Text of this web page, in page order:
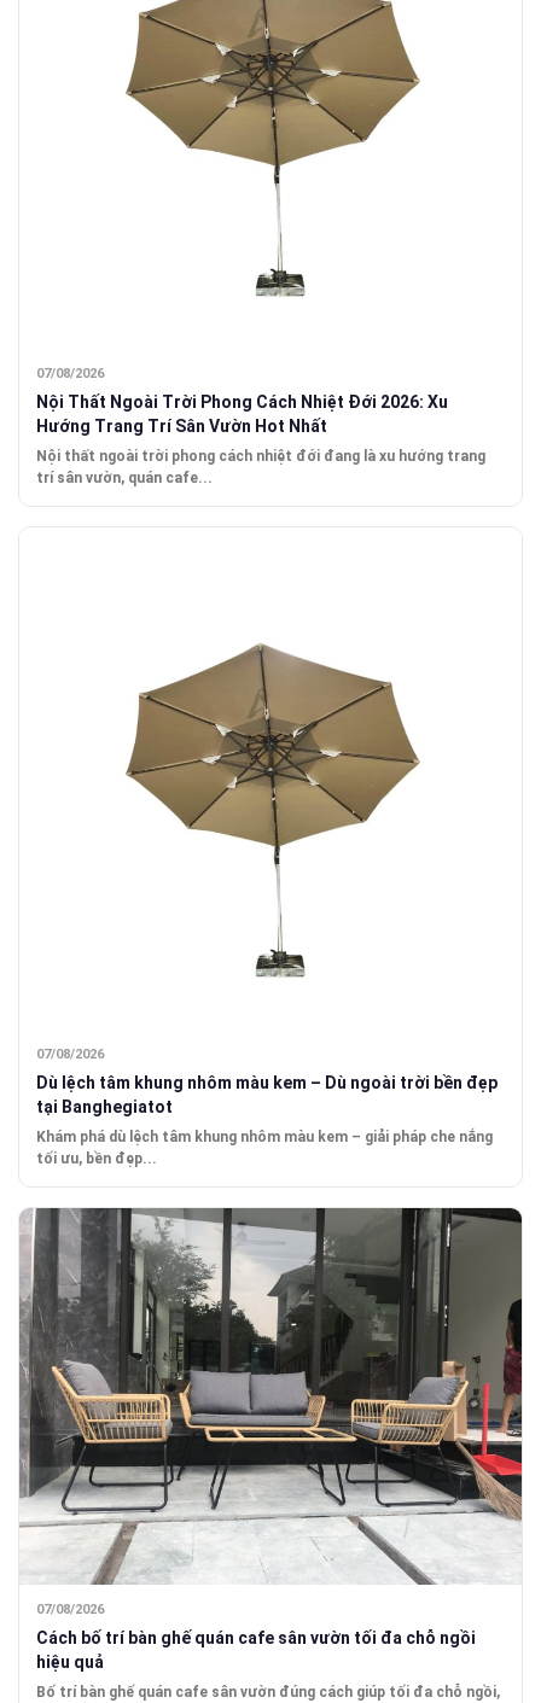
07/08/2026
Nội Thất Ngoài Trời Phong Cách Nhiệt Đới 2026: Xu
Hướng Trang Trí Sân Vườn Hot Nhất
Nội thất ngoài trời phong cách nhiệt đới đang là xu hướng trang
trí sân vườn, quán cafe...
07/08/2026
Dù lệch tâm khung nhôm màu kem – Dù ngoài trời bền đẹp
tại Banghegiatot
Khám phá dù lệch tâm khung nhôm màu kem – giải pháp che nắng
tối ưu, bền đẹp...
07/08/2026
Cách bố trí bàn ghế quán cafe sân vườn tối đa chỗ ngồi
hiệu quả
Bố trí bàn ghế quán cafe sân vườn đúng cách giúp tối đa chỗ ngồi,